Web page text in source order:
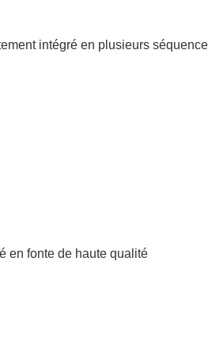
intégré en plusieurs
en fonte de haute qualité